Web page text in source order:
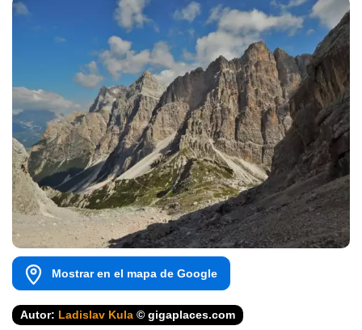
Mostrar en el mapa de Google
Autor: Ladislav Kula © gigaplaces.com